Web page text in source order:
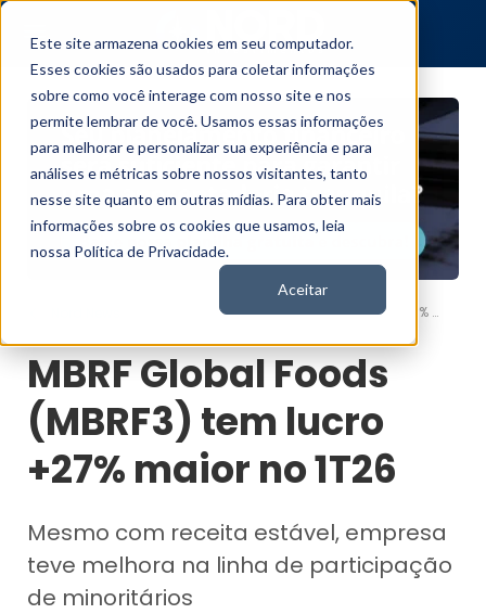
Este site armazena cookies em seu computador.
Esses cookies são usados para coletar informações
sobre como você interage com nosso site e nos
permite lembrar de você. Usamos essas informações
para melhorar e personalizar sua experiência e para
análises e métricas sobre nossos visitantes, tanto
nesse site quanto em outras mídias. Para obter mais
informações sobre os cookies que usamos, leia
nossa Política de Privacidade.
Aceitar
MBRF Global Foods (MBRF3) tem lucro +27% maior no 1T26
MBRF Global Foods
(MBRF3) tem lucro
+27% maior no 1T26
Mesmo com receita estável, empresa
teve melhora na linha de participação
de minoritários